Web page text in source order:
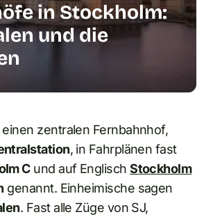
in Stockholm:
und die
zentralen Fernbahnhof,
, in Fahrplänen fast
Cund auf EnglischStockholm
genannt. Einheimische sagen
. Fast alle Züge von SJ,